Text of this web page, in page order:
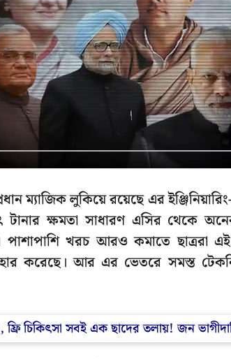
ম্যাজিক লুকিয়ে রয়েছে এর
টানার ক্ষমতা সাধারণ এসির থেকে
খরচ আরও কমাতে ছাত্ররা এই
করেছে। আর এর ভেতরে সমস্ত
ফ্রি চিকিৎসা সবই এক ছাদের তলায়! জন